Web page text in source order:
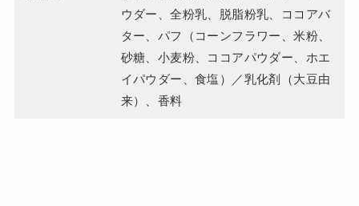
ウダー、全粉乳、脱脂粉乳、ココアバ
ター、パフ（コーンフラワー、米粉、
砂糖、小麦粉、ココアパウダー、ホエ
イパウダー、食塩）／乳化剤（大豆由
来）、香料